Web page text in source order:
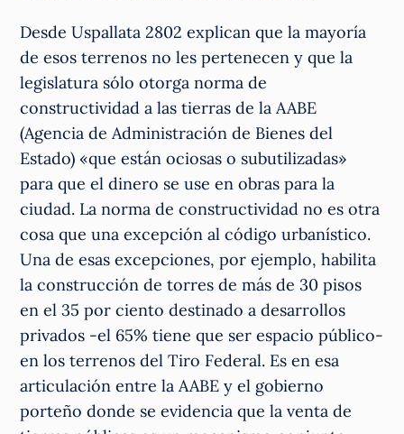
Desde Uspallata 2802 explican que la mayoría
de esos terrenos no les pertenecen y que la
legislatura sólo otorga norma de
constructividad a las tierras de la AABE
(Agencia de Administración de Bienes del
Estado) «que están ociosas o subutilizadas»
para que el dinero se use en obras para la
ciudad. La norma de constructividad no es otra
cosa que una excepción al código urbanístico.
Una de esas excepciones, por ejemplo, habilita
la construcción de torres de más de 30 pisos
en el 35 por ciento destinado a desarrollos
privados -el 65% tiene que ser espacio público-
en los terrenos del Tiro Federal. Es en esa
articulación entre la AABE y el gobierno
porteño donde se evidencia que la venta de